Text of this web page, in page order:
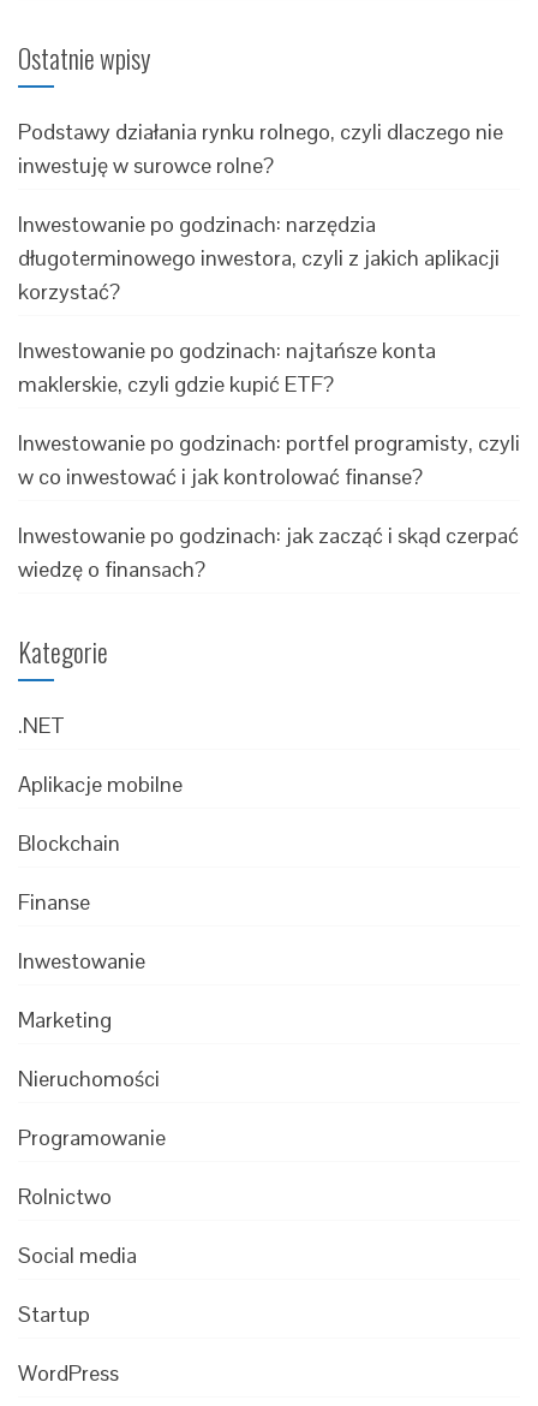
Ostatnie wpisy
Podstawy działania rynku rolnego, czyli dlaczego nie
inwestuję w surowce rolne?
Inwestowanie po godzinach: narzędzia
długoterminowego inwestora, czyli z jakich aplikacji
korzystać?
Inwestowanie po godzinach: najtańsze konta
maklerskie, czyli gdzie kupić ETF?
Inwestowanie po godzinach: portfel programisty, czyli
w co inwestować i jak kontrolować finanse?
Inwestowanie po godzinach: jak zacząć i skąd czerpać
wiedzę o finansach?
Kategorie
.NET
Aplikacje mobilne
Blockchain
Finanse
Inwestowanie
Marketing
Nieruchomości
Programowanie
Rolnictwo
Social media
Startup
WordPress